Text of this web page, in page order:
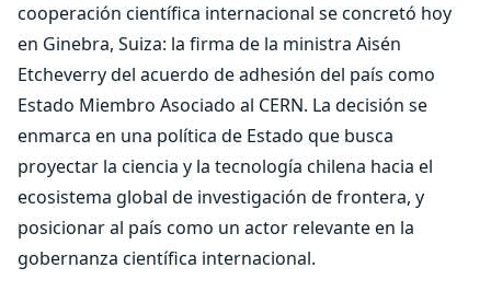
cooperación científica internacional se concretó hoy
en Ginebra, Suiza: la firma de la ministra Aisén
Etcheverry del acuerdo de adhesión del país como
Estado Miembro Asociado al CERN. La decisión se
enmarca en una política de Estado que busca
proyectar la ciencia y la tecnología chilena hacia el
ecosistema global de investigación de frontera, y
posicionar al país como un actor relevante en la
gobernanza científica internacional.